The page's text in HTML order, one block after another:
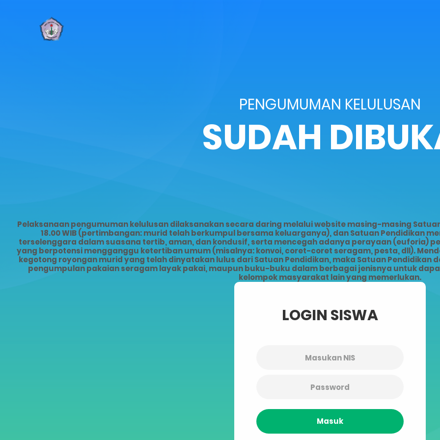
PENGUMUMAN KELULUSAN
SUDAH
Pelaksanaan pengumuman kelulusan dilaksanakan secara daring melalui website masing-masing
18.00 WIB (pertimbangan: murid telah berkumpul bersama keluarganya), dan Satuan Pendidikan
terselenggara dalam suasana tertib, aman, dan kondusif, serta mencegah adanya perayaan (euforia)
yang berpotensi mengganggu ketertiban umum (misalnya: konvoi, coret-coret seragam, pesta, dll).
kegotong royongan murid yang telah dinyatakan lulus dari Satuan Pendidikan, maka Satuan
pengumpulan pakaian seragam layak pakai, maupun buku-buku dalam berbagai jenisnya untuk
kelompok masyarakat lain yang memerlukan.
LOGIN SISWA
Masuk